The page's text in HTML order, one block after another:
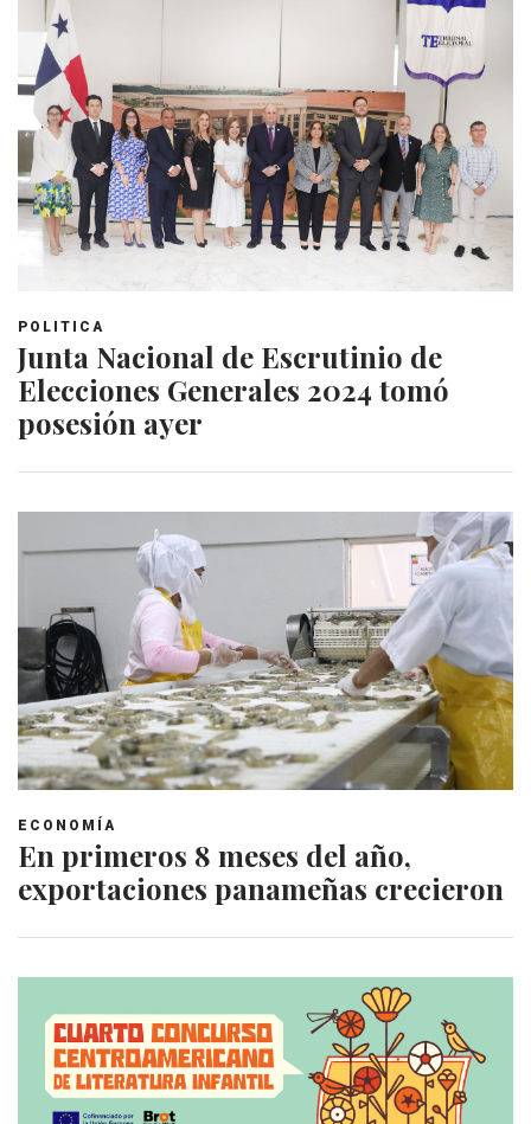
POLITICA
Junta Nacional de Escrutinio de
Elecciones Generales 2024 tomó
posesión ayer
ECONOMÍA
En primeros 8 meses del año,
exportaciones panameñas crecieron